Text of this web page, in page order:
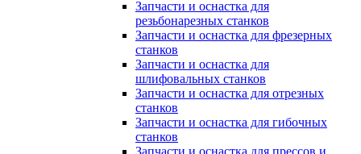
Запчасти и оснастка для
резьбонарезных станков
Запчасти и оснастка для фрезерных
станков
Запчасти и оснастка для
шлифовальных станков
Запчасти и оснастка для отрезных
станков
Запчасти и оснастка для гибочных
станков
Запчасти и оснастка для прессов и